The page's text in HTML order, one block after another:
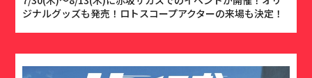
ジナルグッズも発売！ロトスコープアクターの来場も決定！